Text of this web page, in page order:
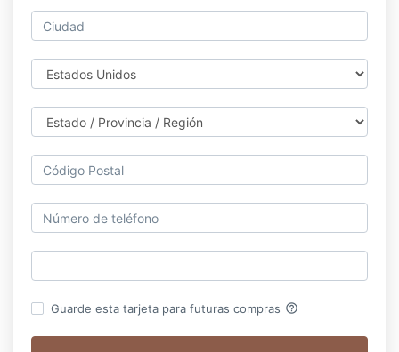
Guarde esta tarjeta para futuras compras help_outline